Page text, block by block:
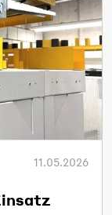
11.05.2026